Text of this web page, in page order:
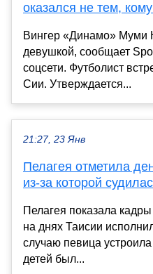
оказался не тем,
Вингер «Динамо» Муми
девушкой, сообщает
соцсети. Футболист
Сии. Утверждается...
21:27, 23 Янв
Пелагея отметила
из-за которой
Пелагея показала
на днях Таисии
случаю певица
детей был...